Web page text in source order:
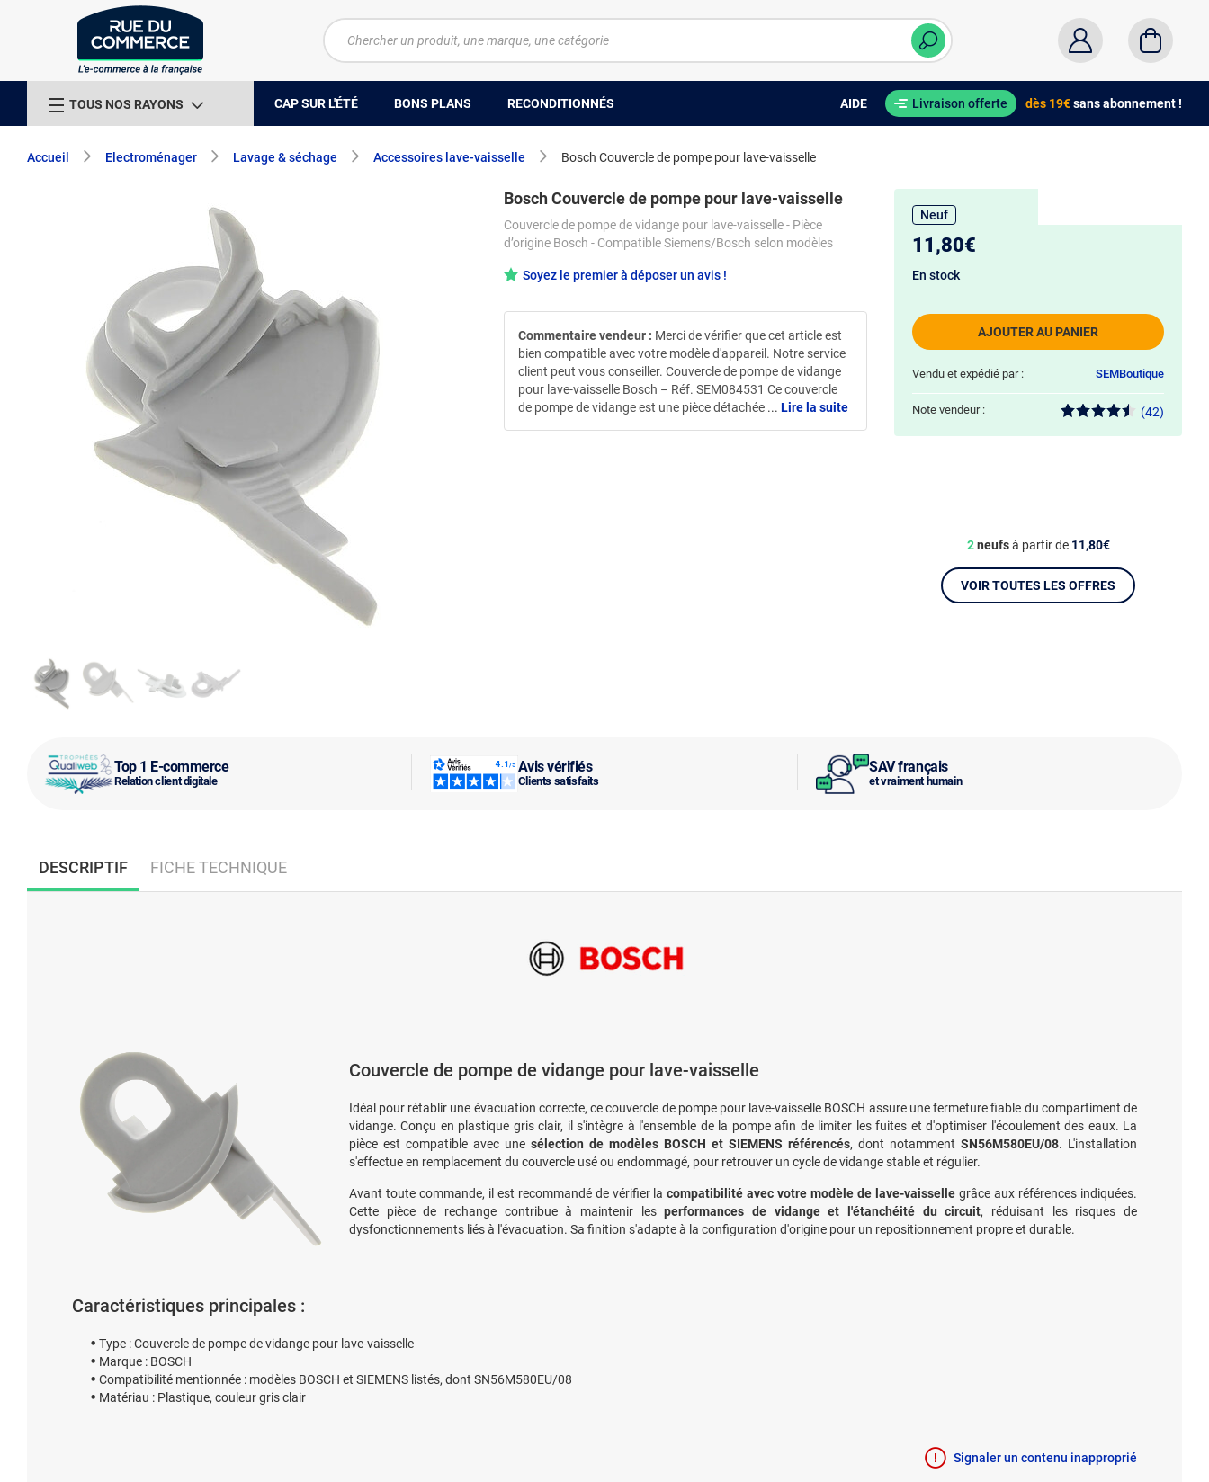
TOUS NOS RAYONS CAP SUR L'ÉTÉ BONS PLANS RECONDITIONNÉS AIDE Livraison offerte dès 19€sans abonnement !
Accueil Electroménager Lavage & séchage Accessoires lave-vaisselle Bosch Couvercle de pompe pour lave-vaisselle
Top 1 E-commerce
Relation client digitale
Avis vérifiés
Clients satisfaits
SAV français
et vraiment humain
Bosch Couvercle de pompe pour lave-vaisselle
Couvercle de pompe de vidange pour lave-vaisselle - Pièce
d’origine Bosch - Compatible Siemens/Bosch selon modèles
Soyez le premier à déposer un avis !
Commentaire vendeur : Merci de vérifier que cet article est
bien compatible avec votre modèle d'appareil. Notre service
client peut vous conseiller. Couvercle de pompe de vidange
pour lave-vaisselle Bosch – Réf. SEM084531 Ce couvercle
de pompe de vidange est une pièce détachée ... Lire la suite
Neuf
11,80€
AJOUTER AU PANIER
En stock
Vendu et expédié par : SEMBoutique
Note vendeur : (42)
2neufsà partir de 11,80€
VOIR TOUTES LES OFFRES
DESCRIPTIF FICHE TECHNIQUE
Couvercle de pompe de vidange pour lave-vaisselle
Idéal pour rétablir une évacuation correcte, ce couvercle de pompe pour lave-vaisselle BOSCH assure une fermeture fiable du compartiment de
vidange. Conçu en plastique gris clair, il s'intègre à l'ensemble de la pompe afin de limiter les fuites et d'optimiser l'écoulement des eaux. La
pièce est compatible avec une sélection de modèles BOSCH et SIEMENS référencés, dont notammentSN56M580EU/08. L'installation
s'effectue en remplacement du couvercle usé ou endommagé, pour retrouver un cycle de vidange stable et régulier.
Avant toute commande, il est recommandé de vérifier lacompatibilité avec votre modèle de lave-vaisselle grâce aux références indiquées.
Cette pièce de rechange contribue à maintenir lesperformances de vidange et l'étanchéité du circuit, réduisant les risques de
dysfonctionnements liés à l'évacuation. Sa finition s'adapte à la configuration d'origine pour un repositionnement propre et durable.
Caractéristiques principales :
Type : Couvercle de pompe de vidange pour lave-vaisselle
Marque : BOSCH
Compatibilité mentionnée : modèles BOSCH et SIEMENS listés, dont SN56M580EU/08
Matériau : Plastique, couleur gris clair
Signaler un contenu inapproprié